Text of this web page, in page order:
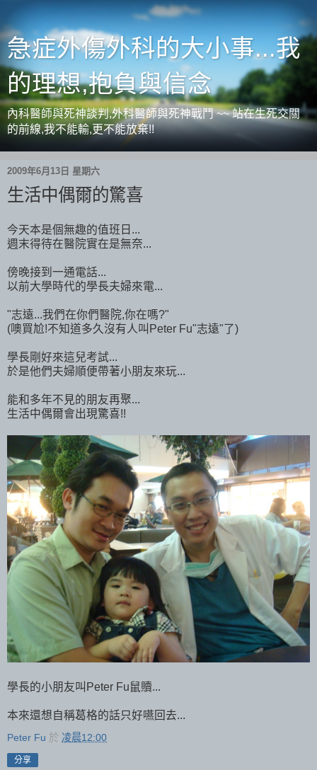
急症外傷外科的大小事...我
的理想,抱負與信念
內科醫師與死神談判,外科醫師與死神戰鬥 ~~ 站在生死交關
的前線,我不能輸,更不能放棄!!
2009年6月13日 星期六
生活中偶爾的驚喜
今天本是個無趣的值班日...
週末得待在醫院實在是無奈...
傍晚接到一通電話...
以前大學時代的學長夫婦來電...
"志遠...我們在你們醫院,你在嗎?"
(噢買尬!不知道多久沒有人叫Peter Fu"志遠"了)
學長剛好來這兒考試...
於是他們夫婦順便帶著小朋友來玩...
能和多年不見的朋友再聚...
生活中偶爾會出現驚喜!!
學長的小朋友叫Peter Fu鼠贖...
本來還想自稱葛格的話只好嚥回去...
Peter Fu 於 凌晨12:00
分享